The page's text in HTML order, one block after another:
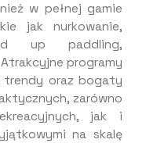
w pełnej gamie
jak nurkowanie,
up paddling,
programy
trendy oraz bogaty
zarówno
jak i
na skalę